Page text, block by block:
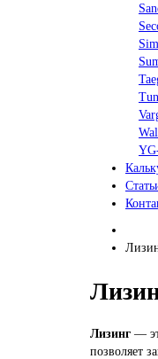
Лизинг —
позволяет